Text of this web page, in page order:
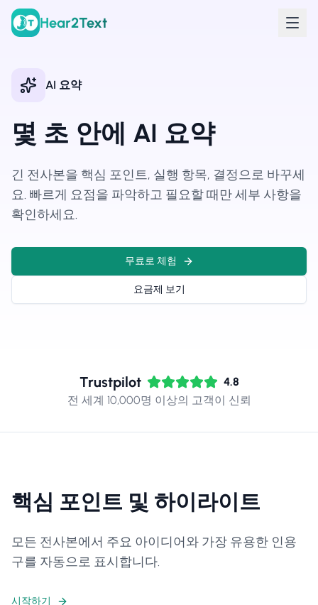
Hear2Text
AI 요약
몇 초 안에 AI 요약
긴 전사본을 핵심 포인트, 실행 항목, 결정으로 바꾸세
요. 빠르게 요점을 파악하고 필요할 때만 세부 사항을
확인하세요.
무료로 체험
요금제 보기
Trustpilot
4.8
전 세계 10,000명 이상의 고객이 신뢰
핵심 포인트 및 하이라이트
모든 전사본에서 주요 아이디어와 가장 유용한 인용
구를 자동으로 표시합니다.
시작하기